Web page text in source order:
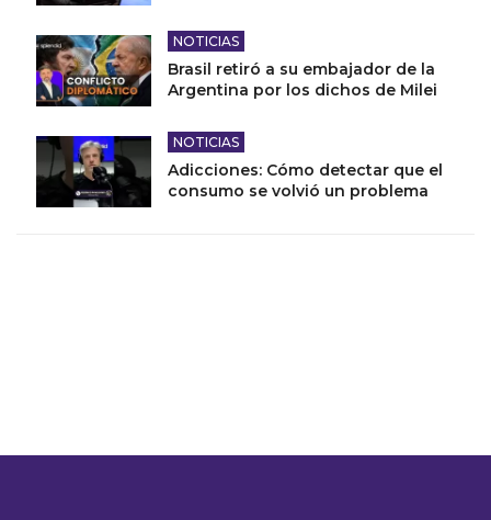
NOTICIAS
Brasil retiró a su embajador de la
Argentina por los dichos de Milei
NOTICIAS
Adicciones: Cómo detectar que el
consumo se volvió un problema